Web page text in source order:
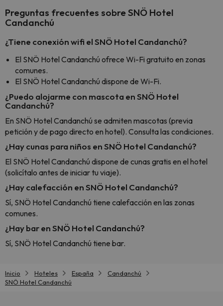
Preguntas frecuentes sobre SNÖ Hotel
Candanchú
¿Tiene conexión wifi el SNÖ Hotel Candanchú?
El SNÖ Hotel Candanchú ofrece Wi-Fi gratuito en zonas
comunes.
El SNÖ Hotel Candanchú dispone de Wi-Fi.
¿Puedo alojarme con mascota en SNÖ Hotel
Candanchú?
En SNÖ Hotel Candanchú se admiten mascotas (previa
petición y de pago directo en hotel). Consulta las condiciones.
¿Hay cunas para niños en SNÖ Hotel Candanchú?
El SNÖ Hotel Candanchú dispone de cunas gratis en el hotel
(solicítalo antes de iniciar tu viaje).
¿Hay calefacción en SNÖ Hotel Candanchú?
Sí, SNÖ Hotel Candanchú tiene calefacción en las zonas
comunes.
¿Hay bar en SNÖ Hotel Candanchú?
Sí, SNÖ Hotel Candanchú tiene bar.
Inicio Hoteles España
Candanchú
SNÖ Hotel Candanchú